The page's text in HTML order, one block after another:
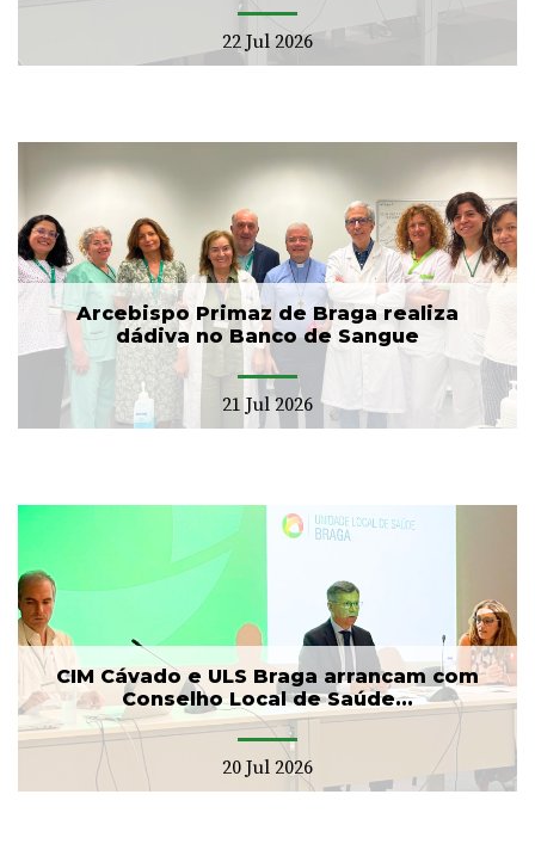
22 Jul 2026
Arcebispo Primaz de Braga realiza
dádiva no Banco de Sangue
21 Jul 2026
CIM Cávado e ULS Braga arrancam com
Conselho Local de Saúde...
20 Jul 2026